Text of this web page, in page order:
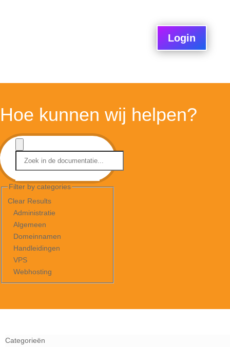
Login
Hoe kunnen wij helpen?
Filter by categories
Clear Results
Administratie
Algemeen
Domeinnamen
Handleidingen
VPS
Webhosting
Categorieën